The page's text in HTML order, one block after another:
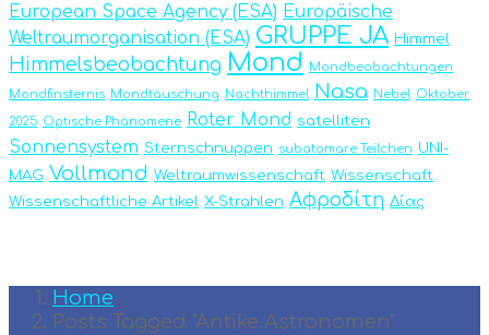
European Space Agency (ESA) Europäische
Weltraumorganisation (ESA) GRUPPE JA Himmel
Himmelsbeobachtung Mond Mondbeobachtungen
Mondfinsternis Mondtäuschung Nachthimmel Nasa Nebel Oktober
2025 Optische Phänomene Roter Mond satelliten
Sonnensystem Sternschnuppen subatomare Teilchen
UNI-
MAG Vollmond Weltraumwissenschaft Wissenschaft
Wissenschaftliche Artikel X-Strahlen Αφροδίτη Δίας
Home
Posts Tagged "Antike Astronomen"